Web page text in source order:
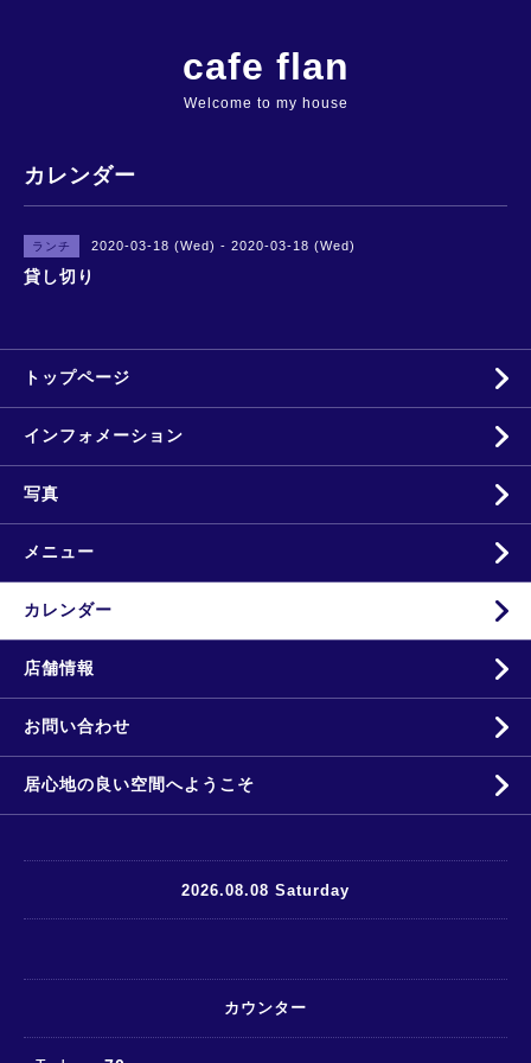
cafe flan
Welcome to my house
カレンダー
ランチ 2020-03-18 (Wed) - 2020-03-18 (Wed)
貸し切り
トップページ
インフォメーション
写真
メニュー
カレンダー
店舗情報
お問い合わせ
居心地の良い空間へようこそ
2026.08.08 Saturday
カウンター